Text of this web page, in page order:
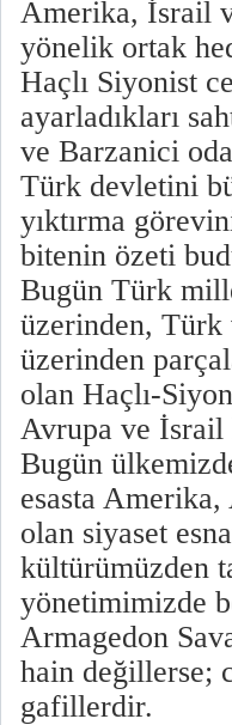
Amerika, İsrail
yönelik ortak
Haçlı Siyonist
ayarladıkları
ve Barzanici
Türk devletini
yıktırma
bitenin özeti
Bugün Türk
üzerinden,
üzerinden
olan Haçlı-
Avrupa ve İsrail
Bugün
esasta
olan siyaset
kültürümüzden
yönetimimizde
Armagedon
hain değillerse;
gafillerdir.